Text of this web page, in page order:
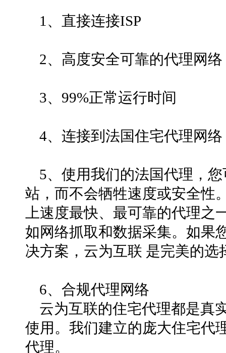
1、直接连接ISP
2、高度安全可靠的代理网络
3、99%正常运行时间
4、连接到法国住宅代理网络
5、使用我们的法国代理，
站，而不会牺牲速度或安全性
上速度最快、最可靠的代理
如网络抓取和数据采集。如果
决方案，云为互联 是完美的选
6、合规代理网络
云为互联的住宅代理都是真
使用。我们建立的庞大住宅代
代理。